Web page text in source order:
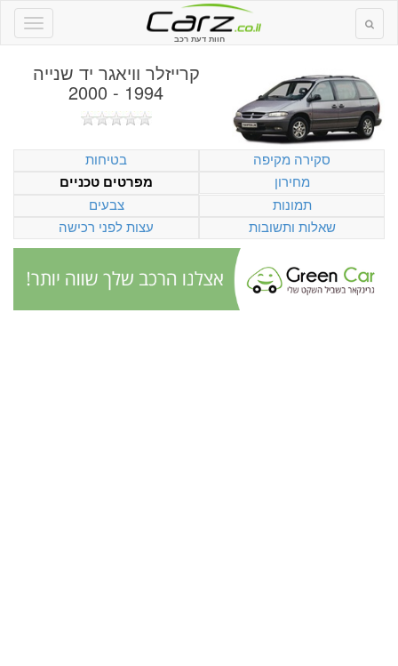
חוות דעת רכב
קרייזלר וויאגר יד שנייה
1994 - 2000
סקירה מקיפה
בטיחות
מחירון
מפרטים טכניים
תמונות
צבעים
שאלות ותשובות
עצות לפני רכישה